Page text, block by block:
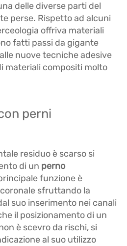
delle diverse parti del
perse. Rispetto ad alcuni
offriva materiali
fatti passi da gigante
nuove tecniche adesive
materiali compositi molto
perni
residuo è scarso si
di un perno
funzione è
sfruttando la
suo inserimento nei canali
il posizionamento di un
è scevro da rischi, si
al suo utilizzo